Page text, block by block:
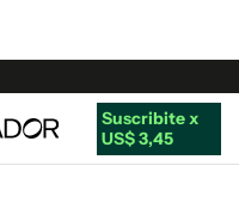
Suscribite x
US$ 3,45